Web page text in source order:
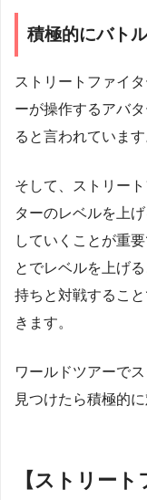
積極的にバトル
ストリートファイ
ーが操作するアバ
ると言われています
そして、ストリー
ターのレベルを上
していくことが重
とでレベルを上げ
持ちと対戦するこ
きます。
ワールドツアーで
見つけたら積極的
【ストリー